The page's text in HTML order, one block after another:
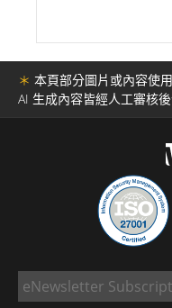
＊ 本頁部分圖片或內容使
AI 生成內容皆經人工審核後